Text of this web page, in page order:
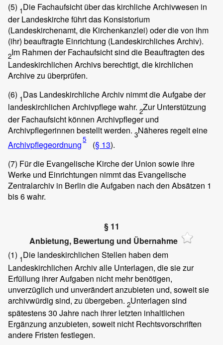
(5) 1Die Fachaufsicht über das kirchliche Archivwesen in
der Landeskirche führt das Konsistorium
(Landeskirchenamt, die Kirchenkanzlei) oder die von ihm
(ihr) beauftragte Einrichtung (Landeskirchliches Archiv).
2Im Rahmen der Fachaufsicht sind die Beauftragten des
Landeskirchlichen Archivs berechtigt, die kirchlichen
Archive zu überprüfen.
(6) 1Das Landeskirchliche Archiv nimmt die Aufgabe der
landeskirchlichen Archivpflege wahr. 2Zur Unterstützung
der Fachaufsicht können Archivpfleger und
Archivpflegerinnen bestellt werden. 3Näheres regelt eine
Archivpflegeordnung5 (§ 13).
(7) Für die Evangelische Kirche der Union sowie ihre
Werke und Einrichtungen nimmt das Evangelische
Zentralarchiv in Berlin die Aufgaben nach den Absätzen 1
bis 6 wahr.
§ 11
Anbietung, Bewertung und Übernahme
(1) 1Die landeskirchlichen Stellen haben dem
Landeskirchlichen Archiv alle Unterlagen, die sie zur
Erfüllung ihrer Aufgaben nicht mehr benötigen,
unverzüglich und unverändert anzubieten und, soweit sie
archivwürdig sind, zu übergeben. 2Unterlagen sind
spätestens 30 Jahre nach ihrer letzten inhaltlichen
Ergänzung anzubieten, soweit nicht Rechtsvorschriften
andere Fristen festlegen.